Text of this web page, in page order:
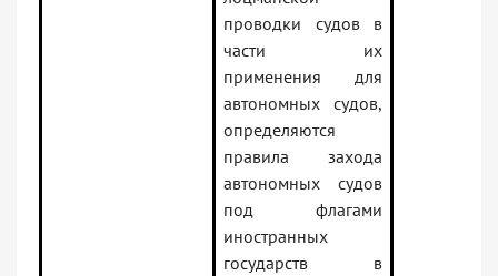
проводки судов в
части их
применения для
автономных судов,
определяются
правила захода
автономных судов
под флагами
иностранных
государств в